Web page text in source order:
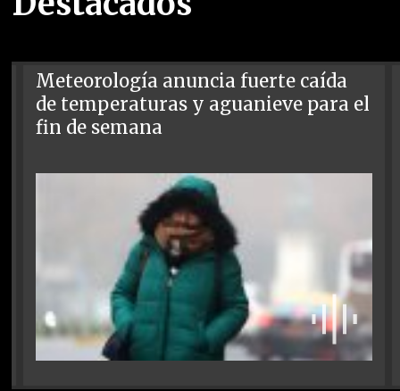
Meteorología anuncia fuerte caída
de temperaturas y aguanieve para el
fin de semana